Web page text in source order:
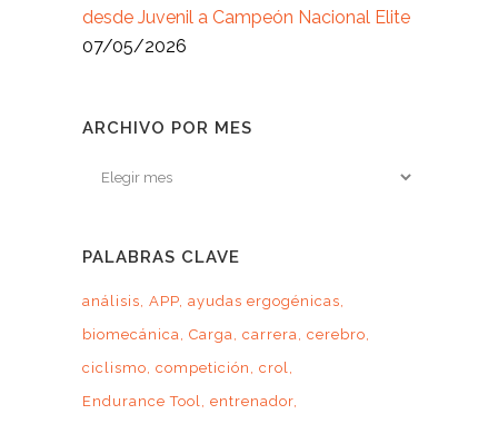
desde Juvenil a Campeón Nacional Elite
07/05/2026
ARCHIVO POR MES
Archivo
PALABRAS CLAVE
análisis APP ayudas ergogénicas
biomecánica Carga carrera cerebro
ciclismo competición
crol
Endurance Tool entrenador